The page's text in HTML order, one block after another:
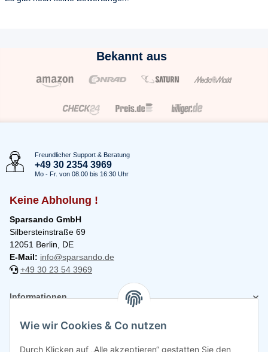
Bekannt aus
Freundlicher Support & Beratung
+49 30 2354 3969
Mo - Fr. von 08.00 bis 16:30 Uhr
Keine Abholung !
Sparsando GmbH
Silbersteinstraße 69
12051 Berlin, DE
E-Mail: info@sparsando.de
+49 30 23 54 3969
Informationen
Rechtliches
Wie wir Cookies & Co nutzen
Durch Klicken auf „Alle akzeptieren“ gestatten Sie den